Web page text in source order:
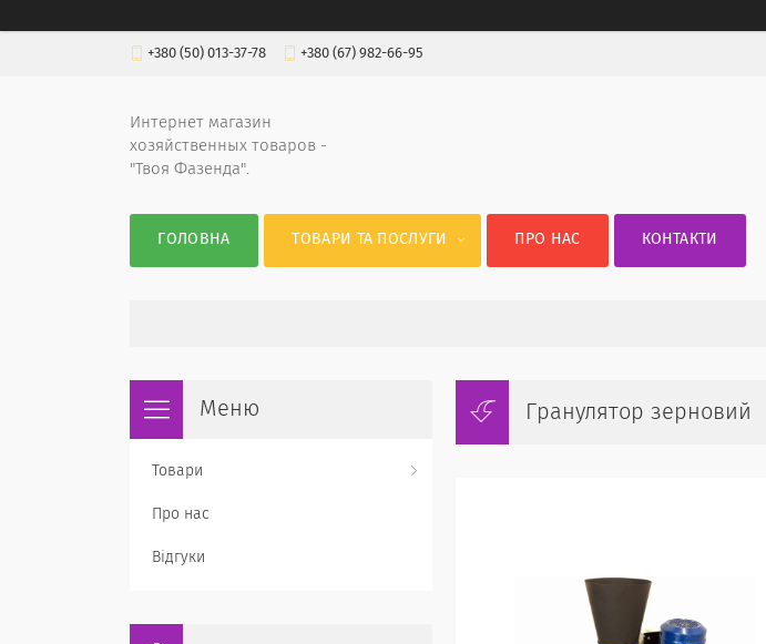
+380 (50) 013-37-78 +380 (67) 982-66-95
Интернет магазин
хозяйственных товаров -
"Твоя Фазенда".
ГОЛОВНА ТОВАРИ ТА ПОСЛУГИ ПРО НАС КОНТАКТИ
Гранулятор зерновий
Товари
Про нас
Відгуки